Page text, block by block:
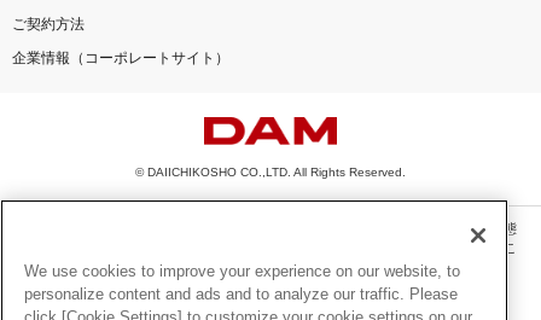
ご契約方法
企業情報（コーポレートサイト）
© DAIICHIKOSHO CO.,LTD. All Rights Reserved.
このサイトに掲載されている一切の文章・画像・写真・動画・音声等を、手段や形態
を問わず、著作権法の定める範囲を超えて無断で複製、転載、ファイル化などするこ
とを禁じます。
楽曲及びコンテンツは、機種によりご利用いただけない場合があります。
We use cookies to improve your experience on our website, to
personalize content and ads and to analyze our traffic. Please